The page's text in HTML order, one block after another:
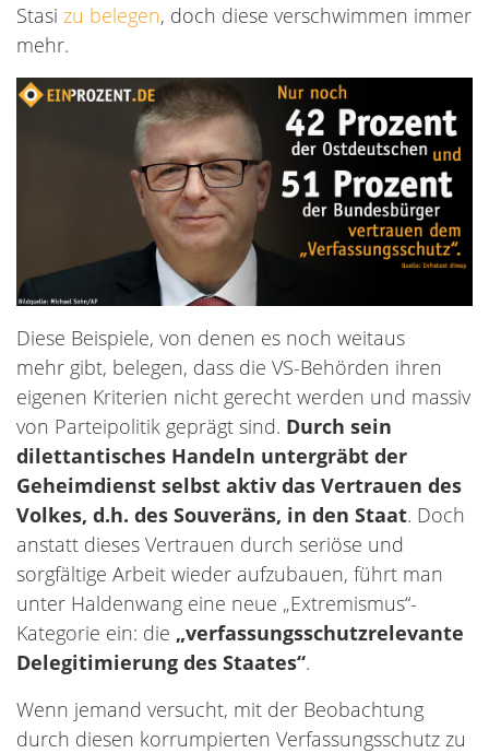
Stasi zu belegen, doch diese verschwimmen immer
mehr.
Diese Beispiele, von denen es noch weitaus
mehr gibt, belegen, dass die VS-Behörden ihren
eigenen Kriterien nicht gerecht werden und massiv
von Parteipolitik geprägt sind. Durch sein
dilettantisches Handeln untergräbt der
Geheimdienst selbst aktiv das Vertrauen des
Volkes, d.h. des Souveräns, in den Staat. Doch
anstatt dieses Vertrauen durch seriöse und
sorgfältige Arbeit wieder aufzubauen, führt man
unter Haldenwang eine neue „Extremismus“-
Kategorie ein: die „verfassungsschutzrelevante
Delegitimierung des Staates“.
Wenn jemand versucht, mit der Beobachtung
durch diesen korrumpierten Verfassungsschutz zu